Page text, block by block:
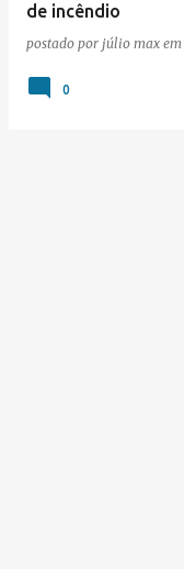
de incêndio
postado por júlio max em
0